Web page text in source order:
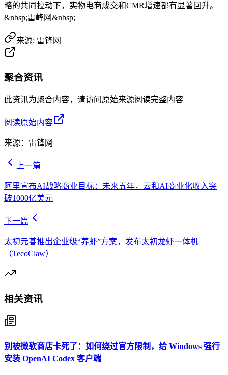
略的共同拉动下，实物电商成交和CMR增速都有显著回升。
&nbsp;雷峰网&nbsp;
来源: 雷锋网
聚合资讯
此资讯为聚合内容，请访问原始来源阅读完整内容
阅读原始内容
来源： 雷锋网
上一篇
阿里宣布AI战略商业目标：未来五年，云和AI商业化收入突
破1000亿美元
下一篇
太初元碁推出企业级“养虾”方案，发布太初龙虾一体机
（TecoClaw）
相关资讯
别被微软商店卡死了：如何绕过官方限制，给 Windows 强行
安装 OpenAI Codex 客户端